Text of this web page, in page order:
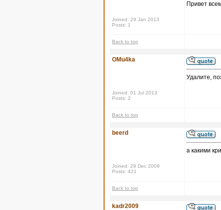
Joined: 29 Jan 2013
Posts: 1
Привет
Back to top
OMu4ka
Joined: 01 Jul 2013
Posts: 2
Удалите,
Back to top
beerd
Joined: 29 Dec 2009
Posts: 421
а какими
Back to top
kadr2009